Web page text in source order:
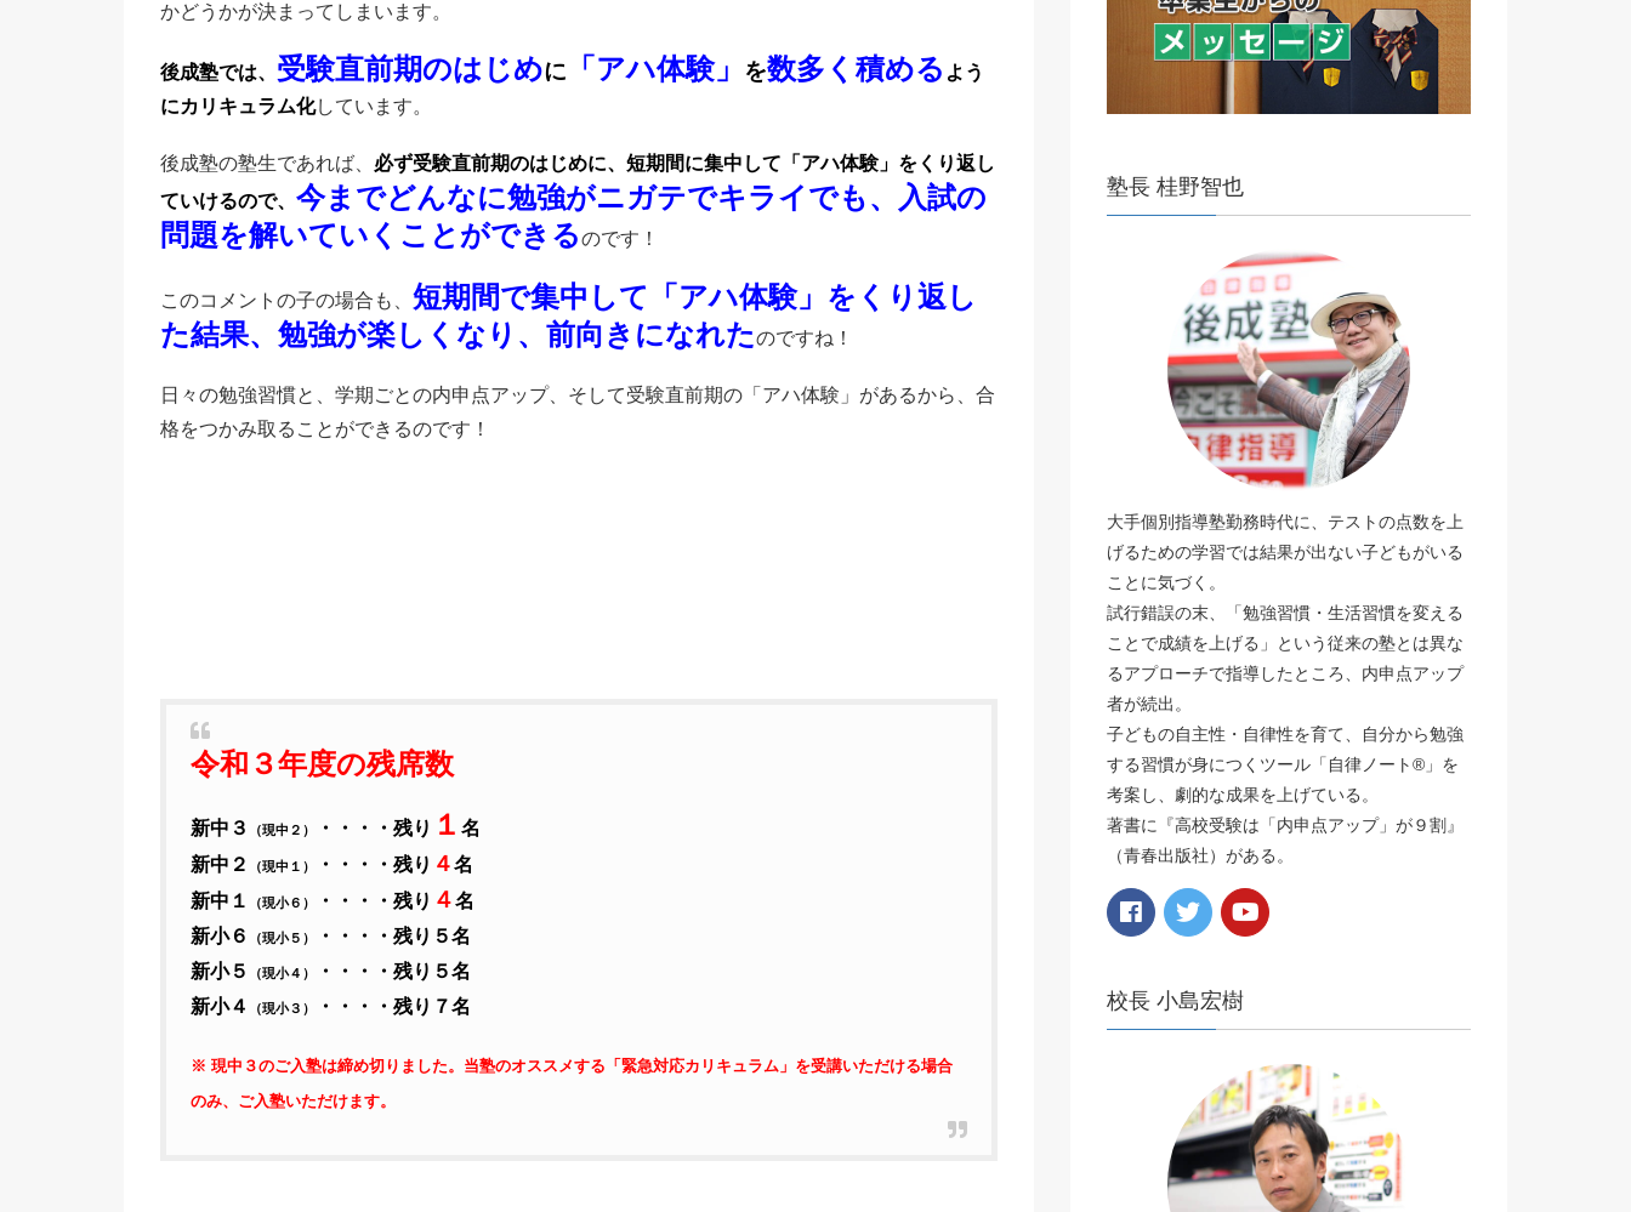
かどうかが決まってしまいます。
後成塾では、 受験直前期のはじめに 「アハ体験」 を数多く積める よう
にカリキュラム化しています。
後成塾の塾生であれば、 必ず受験直前期のはじめに、短期間に集中して「アハ体験」をくり返し
ていけるので、 今までどんなに勉強がニガテでキライでも、入試の
問題を解いていくことができるのです！
このコメントの子の場合も、 短期間で集中して「アハ体験」をくり返し
た結果、勉強が楽しくなり、前向きになれたのですね！
日々の勉強習慣と、学期ごとの内申点アップ、そして受験直前期の「アハ体験」があるから、合
格をつかみ取ることができるのです！
令和３年度の残席数
新中３ （現中２） ・・・・残り １ 名
新中２
（現中１） ・・・・残り ４名
新中１
（現小６） ・・・・残り ４名
新小６
（現小５）
・・・・残り５名
新小５
（現小４）
・・・・残り５名
新小４
（現小３） ・・・・残り７名
※ 現中３のご入塾は締め切りました。当塾のオススメする「緊急対応カリキュラム」を受講いただける場合
のみ、ご入塾いただけます。
塾長 桂野智也
大手個別指導塾勤務時代に、テストの点数を上
げるための学習では結果が出ない子どもがいる
ことに気づく。
試行錯誤の末、「勉強習慣・生活習慣を変える
ことで成績を上げる」という従来の塾とは異な
るアプローチで指導したところ、内申点アップ
者が続出。
子どもの自主性・自律性を育て、自分から勉強
する習慣が身につくツール「自律ノート®️」を
考案し、劇的な成果を上げている。
著書に『高校受験は「内申点アップ」が９割』
（青春出版社）がある。
校長 小島宏樹